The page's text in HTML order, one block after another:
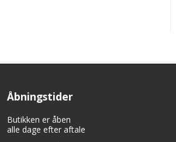
Åbningstider
Butikken er åben
alle dage efter aftale